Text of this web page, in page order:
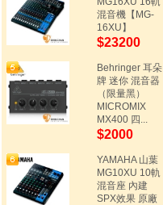
混音機【MG-
16XU】
$23200
Behringer 耳朵
牌 迷你 混音器
（限量黑）
MICROMIX
MX400 四...
$2000
YAMAHA 山葉
MG10XU 10軌
混音座 內建
SPX效果 原廠